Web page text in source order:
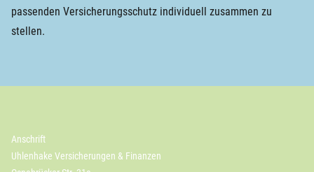
passenden Versicherungsschutz individuell zusammen zu
stellen.
Anschrift
Uhlenhake Versicherungen & Finanzen